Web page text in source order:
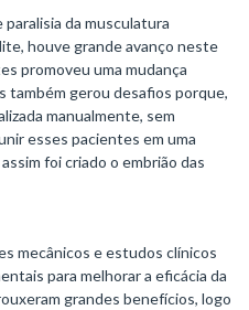
paralisia da musculatura
houve grande avanço neste
promoveu uma mudança
também gerou desafios porque,
manualmente, sem
esses pacientes em uma
foi criado o embrião das
mecânicos e estudos clínicos
para melhorar a eficácia da
grandes benefícios, logo